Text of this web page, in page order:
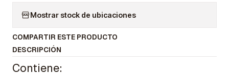
Mostrar stock de ubicaciones
COMPARTIR ESTE PRODUCTO
DESCRIPCIÓN
Contiene: